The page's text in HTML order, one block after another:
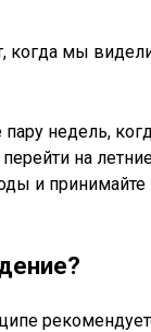
когда мы
недель,
на
и